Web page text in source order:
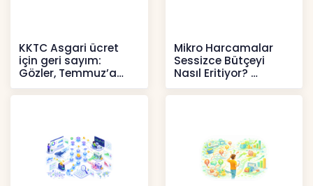
KKTC Asgari ücret
için geri sayım:
Gözler, Temmuz’a
yansıması beklenen
artışta
Mikro Harcamalar
Sessizce Bütçeyi
Nasıl Eritiyor?
İçerikler